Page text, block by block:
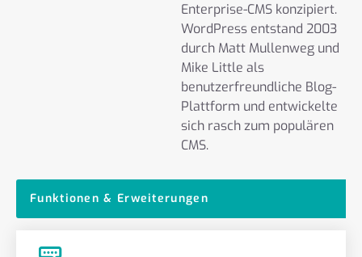
Enterprise-CMS konzipiert.
WordPress entstand 2003
durch Matt Mullenweg und
Mike Little als
benutzerfreundliche Blog-
Plattform und entwickelte
sich rasch zum populären
CMS.
Funktionen & Erweiterungen